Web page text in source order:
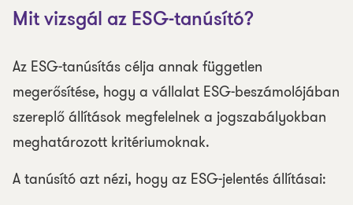
Mit vizsgál az ESG-tanúsító?
Az ESG-tanúsítás célja annak független
megerősítése, hogy a vállalat ESG-beszámolójában
szereplő állítások megfelelnek a jogszabályokban
meghatározott kritériumoknak.
A tanúsító azt nézi, hogy az ESG-jelentés állításai: